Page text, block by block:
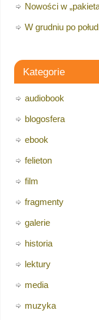
Nowości w
W grudniu po
Kategorie
audiobook
blogosfera
ebook
felieton
film
fragmenty
galerie
historia
lektury
media
muzyka